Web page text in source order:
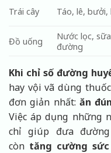
Trái cây Táo, lê, bưởi,
Đồ uống
Nước lọc,
đường
Khi chỉ số đường
hay vội vã dùng
đơn giản nhất: ăn
Việc áp dụng những
chỉ giúp đưa
còn tăng cường